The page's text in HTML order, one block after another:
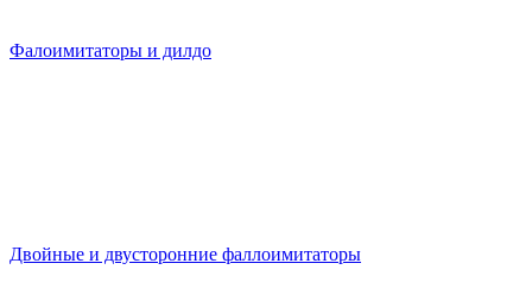
Фалоимитаторы и дилдо
Двойные и двусторонние фаллоимитаторы